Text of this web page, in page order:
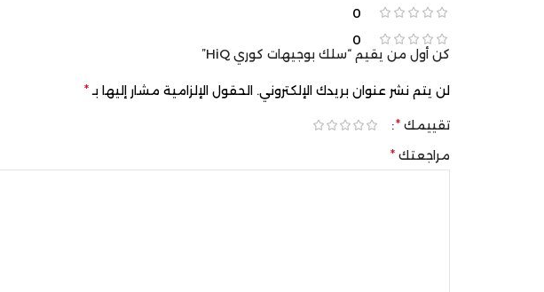
0
0
كن أول من يقيم “سلك بوجيهات كوري HiQ”
لن يتم نشر عنوان بريدك الإلكتروني. الحقول الإلزامية مشار إليها بـ*
تقييمك *
مراجعتك *